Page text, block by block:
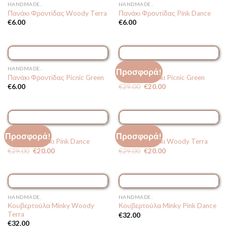
ΕΞΑΝΤΛΗΜΈΝΟ
HANDMADE..
Πανάκι Φροντίδας Woody Terra
€6.00
ΕΞΑΝΤΛΗΜΈΝΟ
HANDMADE..
Πανάκι Φροντίδας Pink Dance
€6.00
HANDMADE..
Πανάκι Φροντίδας Picnic Green
€6.00
Προσφορά!
HANDMADE..
Μπουρνουζάκι Picnic Green
€29.00 Original
€20.00Η
€20.00.
Προσφορά!ΕΞΑΝΤΛΗΜΈΝΟ
HANDMADE..
Μπουρνουζάκι Pink Dance
€29.00 Original
€20.00Η
€20.00.
Προσφορά!ΕΞΑΝΤΛΗΜΈΝΟ
HANDMADE..
Μπουρνουζάκι Woody Terra
€29.00 Original
€20.00Η
€20.00.
HANDMADE..
Κουβερτούλα Minky Woody
Terra
€32.00
ΕΞΑΝΤΛΗΜΈΝΟ
HANDMADE..
Κουβερτούλα Minky Pink Dance
€32.00